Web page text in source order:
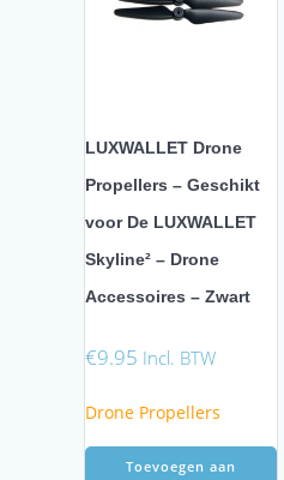
LUXWALLET Drone
Propellers – Geschikt
voor De LUXWALLET
Skyline² – Drone
Accessoires – Zwart
€9.95 Incl. BTW
Drone Propellers
Toevoegen aan